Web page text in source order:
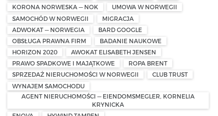
KORONA NORWESKA — NOK
UMOWA W NORWEGII
SAMOCHÓD W NORWEGII
MIGRACJA
ADWOKAT — NORWEGIA
BARD GOOGLE
OBSŁUGA PRAWNA FIRM
BADANIE NAUKOWE
HORIZON 2020
AWOKAT ELISABETH JENSEN
PRAWO SPADKOWE I MAJĄTKOWE
ROPA BRENT
SPRZEDAŻ NIERUCHOMOŚCI W NORWEGII
CLUB TRUST
WYNAJEM SAMOCHODU
AGENT NIERUCHOMOŚCI — EIENDOMSMEGLER, KORNELIA
KRYNICKA